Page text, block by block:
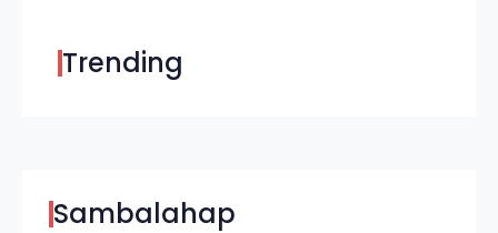
Trending
Sambalahap